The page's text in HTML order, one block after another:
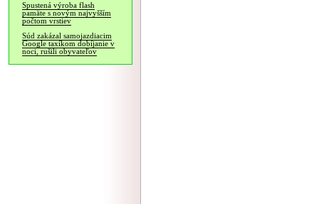
Spustená výroba flash
pamäte s novým najvyšším
počtom vrstiev
Súd zakázal samojazdiacim
Google taxíkom dobíjanie v
noci, rušili obyvateľov